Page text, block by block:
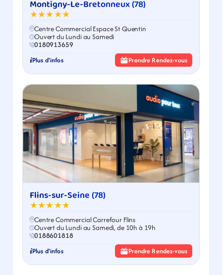
Montigny-Le-Bretonneux (78)
★★★★★
Centre Commercial Espace St Quentin
Ouvert du Lundi au Samedi
0180913659
Plus d'infos Prendre Rendez-vous
Flins-sur-Seine (78)
★★★★★
Centre Commercial Carrefour Flins
Ouvert du Lundi au Samedi, de 10h à 19h
0188601818
Plus d'infos Prendre Rendez-vous